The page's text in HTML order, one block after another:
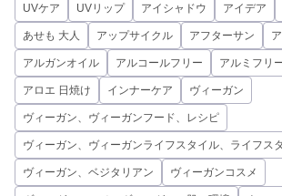
UVケア UVリップ アイシャドウ アイデア
あせも 大人 アップサイクル アフターサン
アルガンオイル アルコールフリー アルミフリ
アロエ 日焼け インナーケア ヴィーガン
ヴィーガン、ヴィーガンフード、レシピ
ヴィーガン、ヴィーガンライフスタイル、ライフス
ヴィーガン、ベジタリアン ヴィーガンコスメ